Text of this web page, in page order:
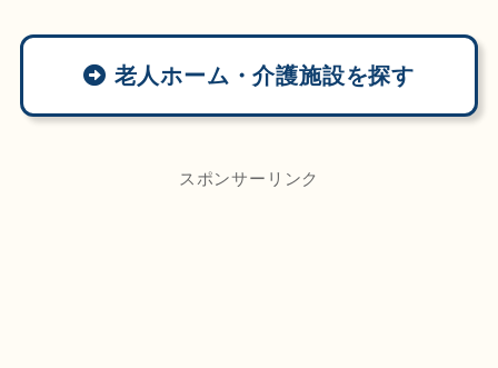
老人ホーム・介護施設を探す
スポンサーリンク